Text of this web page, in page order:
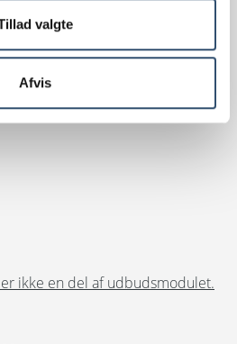
valgte
Afvis
ikke en del af udbudsmodulet.